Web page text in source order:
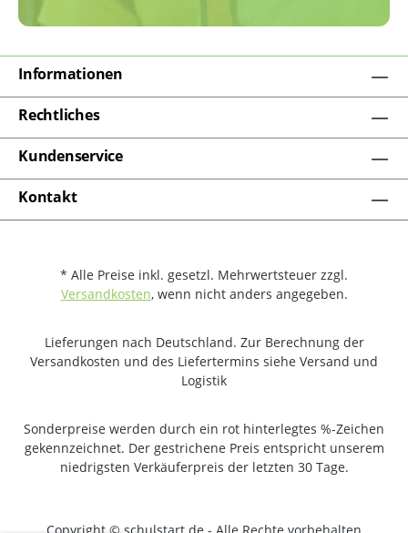
Informationen
Rechtliches
Kundenservice
Kontakt
* Alle Preise inkl. gesetzl. Mehrwertsteuer zzgl.
Versandkosten, wenn nicht anders angegeben.
Lieferungen nach Deutschland. Zur Berechnung der
Versandkosten und des Liefertermins siehe Versand und
Logistik
Sonderpreise werden durch ein rot hinterlegtes %-Zeichen
gekennzeichnet. Der gestrichene Preis entspricht unserem
niedrigsten Verkäuferpreis der letzten 30 Tage.